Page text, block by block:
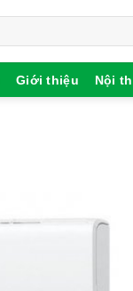
Giới thiệu Nội